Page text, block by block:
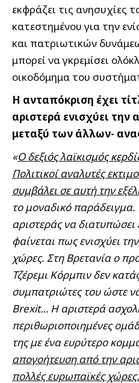
εκφράζει τις ανησυχίες
κατεστημένου για την
και πατριωτικών
μπορεί να γκρεμίσει
οικοδόμημα του
Η ανταπόκριση έχει
αριστερά ενισχύει την
μεταξύ των άλλων-
«Ο δεξιός λαϊκισμός
Πολιτικοί αναλυτές
συμβάλει σε αυτή την
το μοναδικό
αριστεράς να διατυπώσει
φαίνεται πως ενισχύει
χώρες. Στη Βρετανία ο
Τζέρεμι Κόρμπιν δεν
συμπατριώτες του ώστε
Brexit… H αριστερά
περιθωριοποιημένες
της με ένα ευρύτερο
απογοήτευση από την
πολλές ευρωπαϊκές χώρες.